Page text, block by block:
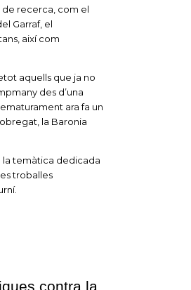
de recerca, com el
Garraf, el
així com
aquells que ja no
des d’una
ara fa un
la Baronia
la temàtica dedicada
troballes
contra la